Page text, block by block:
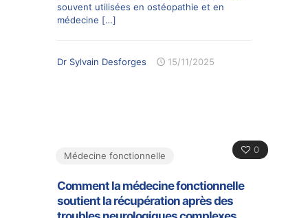
souvent utilisées en ostéopathie et en
médecine […]
Dr Sylvain Desforges 15/11/2025
0
Médecine fonctionnelle
Comment la médecine fonctionnelle
soutient la récupération après des